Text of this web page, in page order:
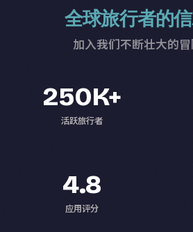
全球旅行者的
加入我们不断壮大的
250K+
活跃旅行者
4.8
应用评分